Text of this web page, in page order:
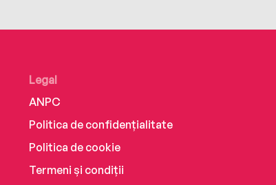
Legal
ANPC
Politica de confidențialitate
Politica de cookie
Termeni și condiții